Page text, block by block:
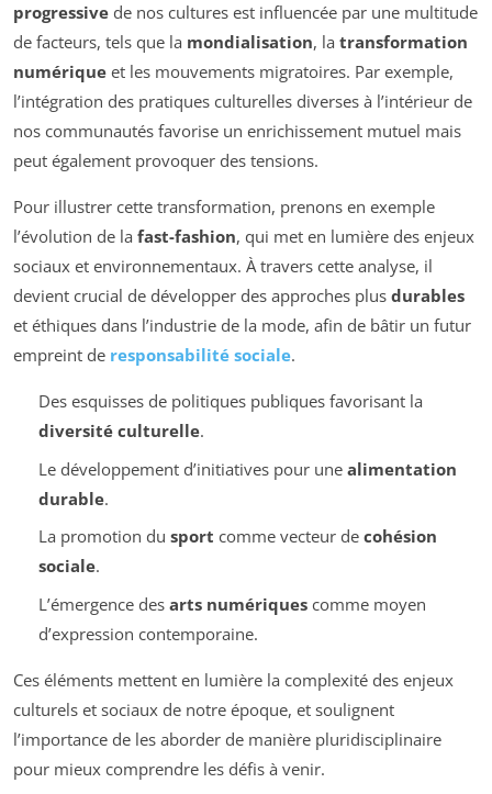
progressive de nos cultures est influencée par une multitude
de facteurs, tels que la mondialisation, la transformation
numérique et les mouvements migratoires. Par exemple,
l’intégration des pratiques culturelles diverses à l’intérieur de
nos communautés favorise un enrichissement mutuel mais
peut également provoquer des tensions.
Pour illustrer cette transformation, prenons en exemple
l’évolution de la fast-fashion, qui met en lumière des enjeux
sociaux et environnementaux. À travers cette analyse, il
devient crucial de développer des approches plus durables
et éthiques dans l’industrie de la mode, afin de bâtir un futur
empreint de responsabilité sociale.
Des esquisses de politiques publiques favorisant la
diversité culturelle.
Le développement d’initiatives pour une alimentation
durable.
La promotion du sport comme vecteur de cohésion
sociale.
L’émergence des arts numériquescomme moyen
d’expression contemporaine.
Ces éléments mettent en lumière la complexité des enjeux
culturels et sociaux de notre époque, et soulignent
l’importance de les aborder de manière pluridisciplinaire
pour mieux comprendre les défis à venir.